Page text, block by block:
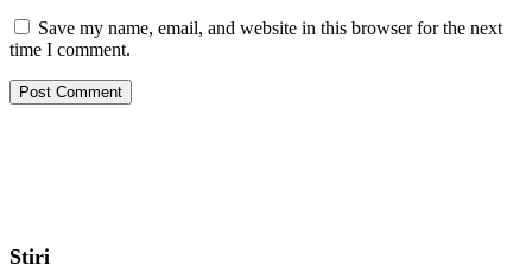
Save my name, email, and website in this browser for the next
time I comment.
Stiri